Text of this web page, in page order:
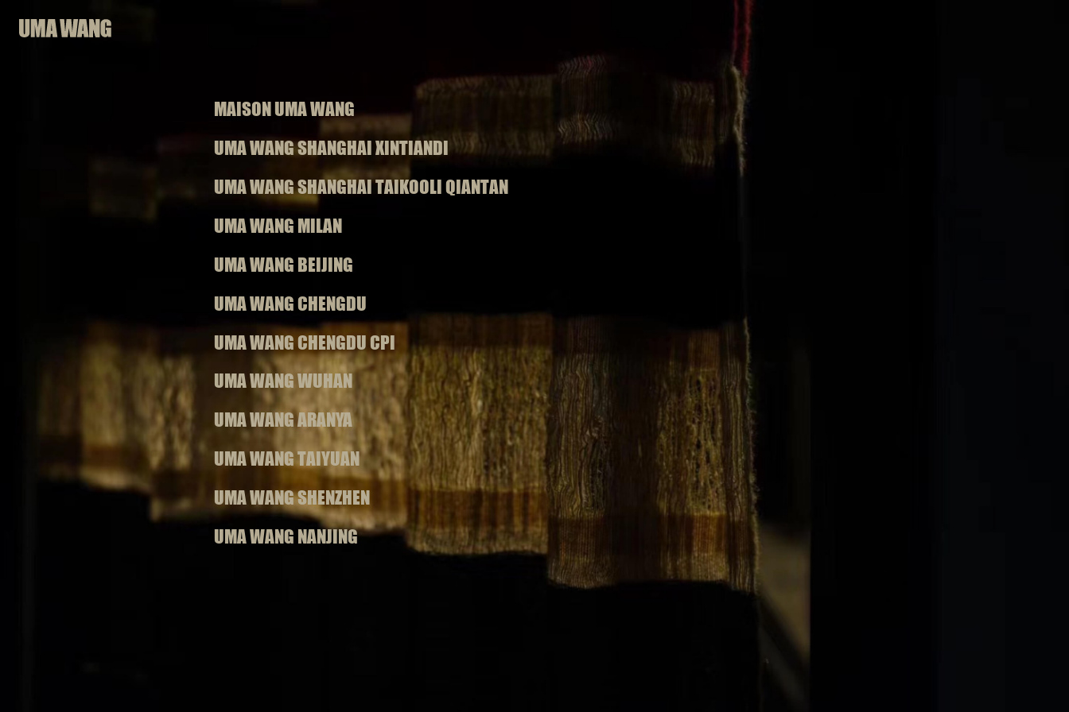
MAISON UMA WANG
UMA WANG SHANGHAI XINTIANDI
UMA WANG SHANGHAI TAIKOOLI QIANTAN
o5 n
UMA WANG MILAN
UMA WANG BEIJING
UMA WANG CHENGDU
UMA WANG CHENGDU CPI
UMA WANG WUHAN
UMA WANG ARANYA
UMA WANG TAIYUAN
UMA WANG SHENZHEN
UMA WANG NANJING